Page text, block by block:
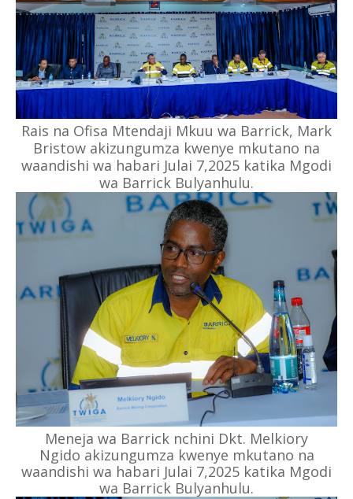
Rais na Ofisa Mtendaji Mkuu wa Barrick, Mark
Bristow akizungumza kwenye mkutano na
waandishi wa habari Julai 7,2025 katika Mgodi
wa Barrick Bulyanhulu.
Meneja wa Barrick nchini Dkt. Melkiory
Ngido akizungumza kwenye mkutano na
waandishi wa habari Julai 7,2025 katika Mgodi
wa Barrick Bulyanhulu.